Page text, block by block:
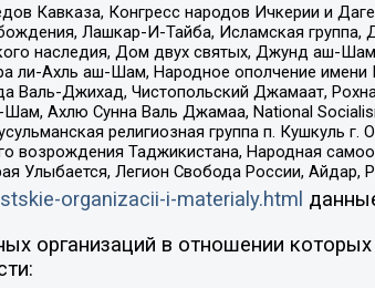
Кавказа, Конгресс народов Ичкерии и
Лашкар-И-Тайба, Исламская группа,
наследия, Дом двух святых, Джунд аш-
ли-Ахль аш-Шам, Народное ополчение
Джихад, Чистопольский Джамаат,
Ахлю Сунна Валь Джамаа, National
религиозная группа п. Кушкуль
возрождения Таджикистана, Народная
Улыбается, Легион Свобода России, Айдар,
organizacii-i-materialy.html
организаций в отношении